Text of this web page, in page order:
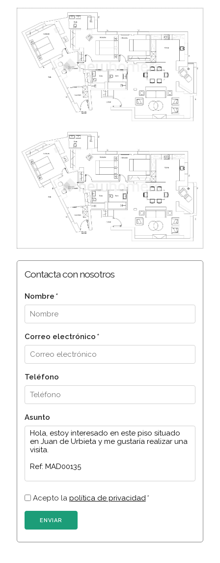
Contacta con nosotros
Nombre *
Correo electrónico *
Teléfono
Asunto
Acepto la política de privacidad *
ENVIAR